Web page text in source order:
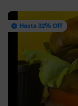
Hasta 32% Off